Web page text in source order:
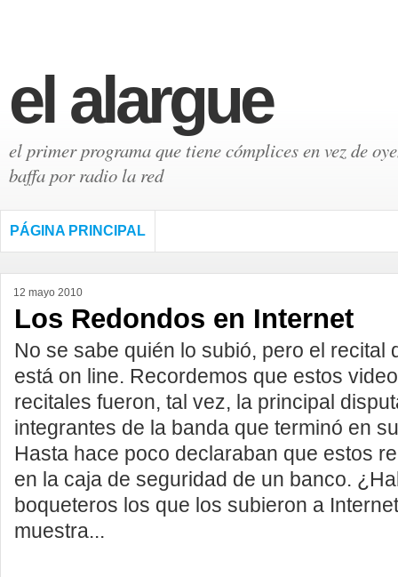
el alargue
el primer programa que tiene cómplices en vez de
baffa por radio la red
PÁGINA PRINCIPAL
12 mayo 2010
Los Redondos en Internet
No se sabe quién lo subió, pero el recital
está on line. Recordemos que estos
recitales fueron, tal vez, la principal
integrantes de la banda que terminó en
Hasta hace poco declaraban que estos
en la caja de seguridad de un banco.
boqueteros los que los subieron a
muestra...